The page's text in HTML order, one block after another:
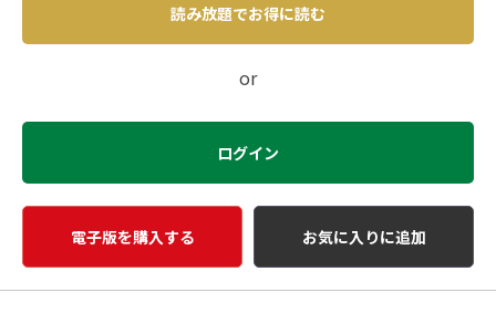
読み放題でお得に読む
or
ログイン
電子版を購入する お気に入りに追加